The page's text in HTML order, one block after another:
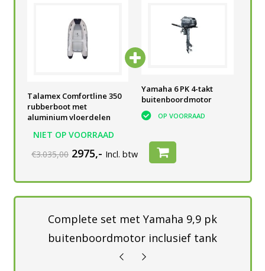
Talamex Comfortline 350
rubberboot met
aluminium vloerdelen
NIET OP VOORRAAD
buitenboordmotor
OP VOORRAAD
Yamaha 6 PK 4-takt
buitenboordmotor
OP VOORRAAD
€3.035,00 2975,- Incl. btw
Complete set met Yamaha 9,9 pk
buitenboordmotor inclusief tank